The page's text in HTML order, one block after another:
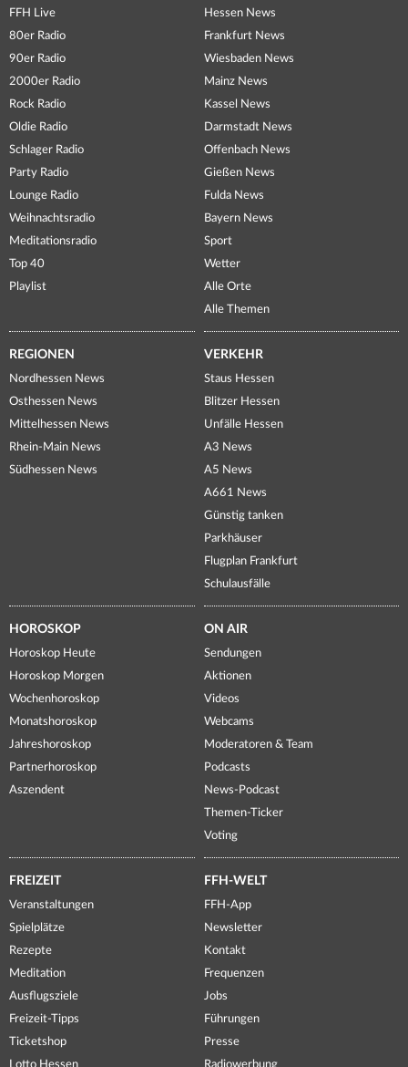
FFH Live
80er Radio
90er Radio
2000er Radio
Rock Radio
Oldie Radio
Schlager Radio
Party Radio
Lounge Radio
Weihnachtsradio
Meditationsradio
Top 40
Playlist
Hessen News
Frankfurt News
Wiesbaden News
Mainz News
Kassel News
Darmstadt News
Offenbach News
Gießen News
Fulda News
Bayern News
Sport
Wetter
Alle Orte
Alle Themen
REGIONEN
Nordhessen News
Osthessen News
Mittelhessen News
Rhein-Main News
Südhessen News
VERKEHR
Staus Hessen
Blitzer Hessen
Unfälle Hessen
A3 News
A5 News
A661 News
Günstig tanken
Parkhäuser
Flugplan Frankfurt
Schulausfälle
HOROSKOP
Horoskop Heute
Horoskop Morgen
Wochenhoroskop
Monatshoroskop
Jahreshoroskop
Partnerhoroskop
Aszendent
ON AIR
Sendungen
Aktionen
Videos
Webcams
Moderatoren & Team
Podcasts
News-Podcast
Themen-Ticker
Voting
FREIZEIT
Veranstaltungen
Spielplätze
Rezepte
Meditation
Ausflugsziele
Freizeit-Tipps
Ticketshop
Lotto Hessen
FFH-WELT
FFH-App
Newsletter
Kontakt
Frequenzen
Jobs
Führungen
Presse
Radiowerbung